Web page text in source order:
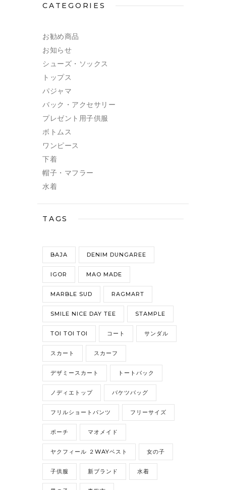
CATEGORIES
お勧め商品
お知らせ
シューズ・ソックス
トップス
パジャマ
バック・アクセサリー
プレゼント用子供服
ボトムス
ワンピース
下着
帽子・マフラー
水着
TAGS
BAJA DENIM DUNGAREE
IGOR MAO MADE
MARBLE SUD RAGMART
SMILE NICE DAY TEE STAMPLE
TOI TOI TOI コート サンダル
スカート スカーフ
デザミースカート トートバック
ノディエトップ バケツバッグ
フリルショートパンツ フリーサイズ
ポーチ マオメイド
ヤクフィール ２WAYベスト 女の子
子供服 新ブランド 水着